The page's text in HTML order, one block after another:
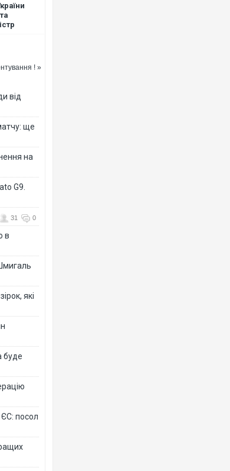
! »
від
ще
на
G9.
31 0
в
які
буде
посол
Росія атакувала Суми
торговельний центр,
Топпосадовцю